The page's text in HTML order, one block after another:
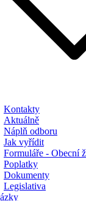
Kontakty
Aktuálně
Náplň odboru
Jak vyřídit
Formuláře - Obecní
Poplatky
Dokumenty
Legislativa